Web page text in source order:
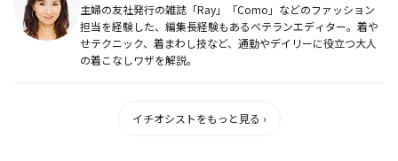
主婦の友社発行の雑誌「Ray」「Como」などのファッション
担当を経験した、編集長経験もあるベテランエディター。着や
せテクニック、着まわし技など、通勤やデイリーに役立つ大人
の着こなしワザを解説。
イチオシストをもっと見る ›